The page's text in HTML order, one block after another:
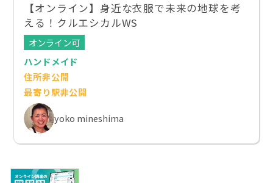
【オンライン】身近な衣服で未来の地球を考
える！クルエシカルWS
オンライン可
ハンドメイド
住所非公開
最寄り駅非公開
yoko mineshima